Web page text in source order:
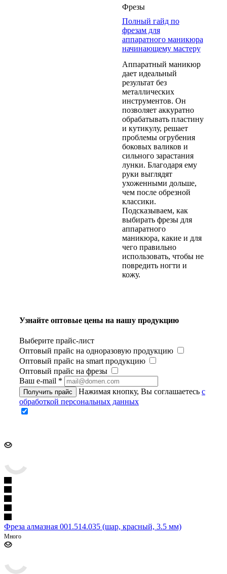
Фрезы
Полный гайд по
фрезам для
аппаратного маникюра
начинающему мастеру
Аппаратный маникюр
дает идеальный
результат без
металлических
инструментов. Он
позволяет аккуратно
обрабатывать пластину
и кутикулу, решает
проблемы огрубения
боковых валиков и
сильного зарастания
лунки. Благодаря ему
руки выглядят
ухоженными дольше,
чем после обрезной
классики.
Подсказываем, как
выбирать фрезы для
аппаратного
маникюра, какие и для
чего правильно
использовать, чтобы не
повредить ногти и
кожу.
Узнайте оптовые цены на нашу продукцию
Выберите прайс-лист
Оптовый прайс на одноразовую продукцию
Оптовый прайс на smart продукцию
Оптовый прайс на фрезы
Ваш e-mail *
Получить прайс Нажимая кнопку, Вы соглашаетесь с
обработкой персональных данных
Фреза алмазная 001.514.035 (шар, красный, 3.5 мм)
Много